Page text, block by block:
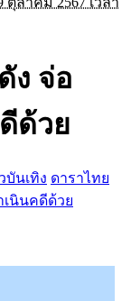
ง จ่อ
ด้วย
บันเทิง ดาราไทย
นินคดีด้วย